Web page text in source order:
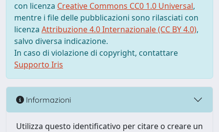
con licenza Creative Commons CC0 1.0 Universal,
mentre i file delle pubblicazioni sono rilasciati con
licenza Attribuzione 4.0 Internazionale (CC BY 4.0),
salvo diversa indicazione.
In caso di violazione di copyright, contattare
Supporto Iris
Informazioni
Utilizza questo identificativo per citare o creare un